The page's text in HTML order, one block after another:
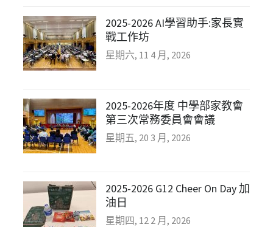
2025-2026 AI學習助手:家長實
戰工作坊
星期六, 11 4 月, 2026
2025-2026年度 中學部家教會
第三次常務委員會會議
星期五, 20 3 月, 2026
2025-2026 G12 Cheer On Day 加
油日
星期四, 12 2 月, 2026